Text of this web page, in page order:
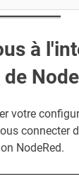
à
votre
connecter
NodeRed.